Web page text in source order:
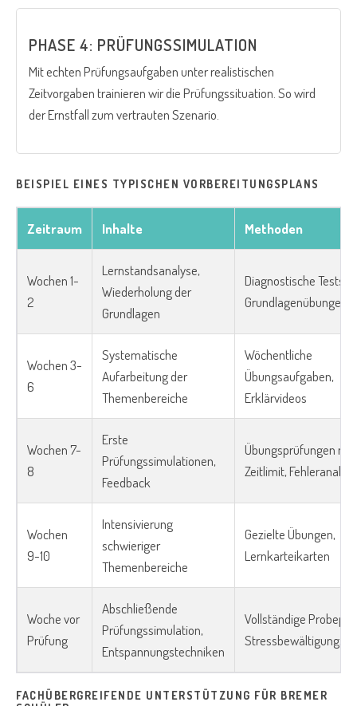
PHASE 4: PRÜFUNGSSIMULATION
Mit echten Prüfungsaufgaben unter realistischen
Zeitvorgaben trainieren wir die Prüfungssituation. So wird
der Ernstfall zum vertrauten Szenario.
BEISPIEL EINES TYPISCHEN VORBEREITUNGSPLANS
Zeitraum Inhalte Methoden
Wochen 1-
2
Lernstandsanalyse,
Wiederholung der
Grundlagen
Diagnostische Tests,
Grundlagenübungen
Wochen 3-
6
Systematische
Aufarbeitung der
Themenbereiche
Wöchentliche
Übungsaufgaben,
Erklärvideos
Wochen 7-
8
Erste
Prüfungssimulationen,
Feedback
Übungsprüfungen mit
Zeitlimit,
Wochen
9-10
Intensivierung
schwieriger
Themenbereiche
Gezielte Übungen,
Lernkarteikarten
Woche vor
Prüfung
Abschließende
Prüfungssimulation,
Entspannungstechniken
Vollständige
FACHÜBERGREIFENDE UNTERSTÜTZUNG FÜR BREMER